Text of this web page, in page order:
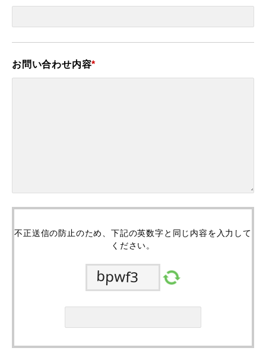
お問い合わせ内容*
不正送信の防止のため、下記の英数字と同じ内容を入力して
ください。